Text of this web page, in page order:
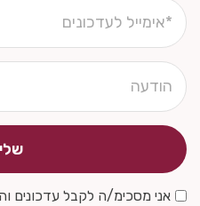
אני מסכימ/ה לקבל עדכונים